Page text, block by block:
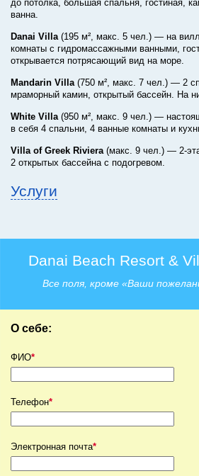
до потолка, большая спальня, гостиная,
ванна.
Danai Villa(195 м², макс. 5 чел.) — на
комнаты с гидромассажными ванными,
открывается потрясающий вид на море.
Mandarin Villa(750 м², макс. 7 чел.) — 2
мраморный камин, открытый бассейн. На
White Villa(950 м², макс. 9 чел.) —
в себя 4 спальни, 4 ванные комнаты и
Villa of Greek Riviera(макс. 9 чел.) — 2-
2 открытых бассейна с подогревом.
Услуги
Danai Beach Resort &
Все поля, кроме «Ваши
О себе:
ФИО*
Телефон*
Электронная почта*